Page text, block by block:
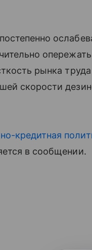
рынка
скорости
кредитная
в сообщении.